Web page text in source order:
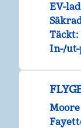
EV-
Täckt:
In-/